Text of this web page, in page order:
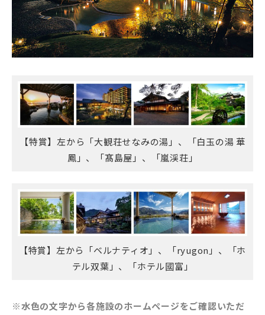
【特賞】左から「大観荘せなみの湯」、「白玉の湯 華
鳳」、「髙島屋」、「嵐渓荘」
【特賞】左から「ベルナティオ」、「ryugon」、「ホ
テル双葉」、「ホテル國富」
※水色の文字から各施設のホームページをご確認いただ